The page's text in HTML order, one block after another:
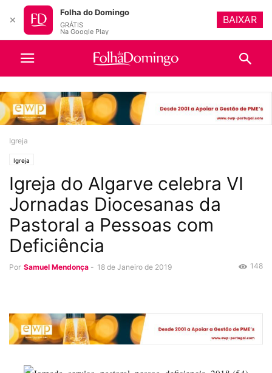
Igreja
Igreja
Igreja do Algarve celebra VI
Jornadas Diocesanas da
Pastoral a Pessoas com
Deficiência
Por Samuel Mendonça - 18 de Janeiro de 2019 148
✕
Folha do Domingo
GRÁTIS
Na Google Play
BAIXAR